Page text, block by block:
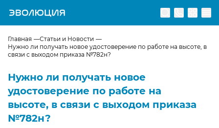
Перейти на главную страницу
Главная
Статьи и Новости
Нужно ли получать новое удостоверение по работе на высоте, в
связи с выходом приказа №782н?
Нужно ли получать новое
удостоверение по работе на
высоте, в связи с выходом приказа
№782н?